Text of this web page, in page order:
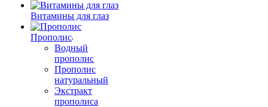
Витамины для глаз
Прополис
Водный
прополис
Прополис
натуральный
Экстракт
прополиса